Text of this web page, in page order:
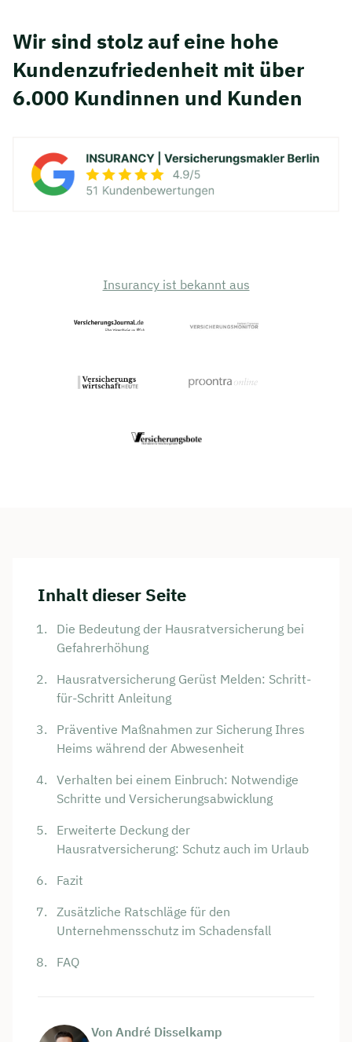
Wir sind stolz auf eine hohe
Kunden­zufriedenheit mit über
6.000 Kundinnen und Kunden
Insurancy ist bekannt aus
Inhalt dieser Seite
Die Bedeutung der Hausratversicherung bei
Gefahrerhöhung
Hausratversicherung Gerüst Melden: Schritt-
für-Schritt Anleitung
Präventive Maßnahmen zur Sicherung Ihres
Heims während der Abwesenheit
Verhalten bei einem Einbruch: Notwendige
Schritte und Versicherungsabwicklung
Erweiterte Deckung der
Hausratversicherung: Schutz auch im Urlaub
Fazit
Zusätzliche Ratschläge für den
Unternehmensschutz im Schadensfall
FAQ
Von André Disselkamp